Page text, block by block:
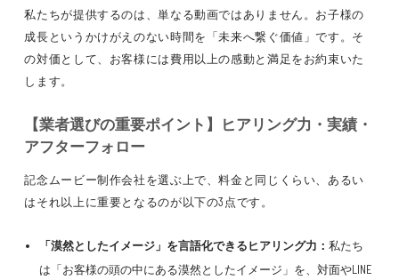
私たちが提供するのは、単なる動画ではありません。お子様の
成長というかけがえのない時間を「未来へ繋ぐ価値」です。そ
の対価として、お客様には費用以上の感動と満足をお約束いた
します。
【業者選びの重要ポイント】ヒアリング力・実績・
アフターフォロー
記念ムービー制作会社を選ぶ上で、料金と同じくらい、あるい
はそれ以上に重要となるのが以下の3点です。
「漠然としたイメージ」を言語化できるヒアリング力： 私たち
は「お客様の頭の中にある漠然としたイメージ」を、対面やLINE